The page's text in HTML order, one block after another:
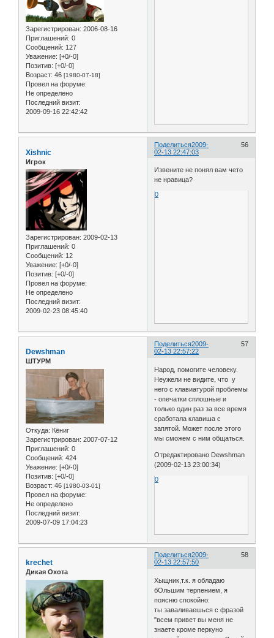
Зарегистрирован: 2006-08-16
Приглашений: 0
Сообщений: 127
Уважение: [+0/-0]
Позитив: [+0/-0]
Возраст: 46 [1980-07-18]
Провел на форуме:
Не определено
Последний визит:
2009-09-16 22:42:42
Поделиться 56
2009-
02-13 22:47:03
Xishnic
Игрок
Зарегистрирован: 2009-02-13
Приглашений: 0
Сообщений: 12
Уважение: [+0/-0]
Позитив: [+0/-0]
Провел на форуме:
Не определено
Последний визит:
2009-02-23 08:45:40
Извените не понял вам чето
не нравица?
0
Поделиться 57
2009-
02-13 22:57:22
Dewshman
ШТУРМ
Откуда: Кёниг
Зарегистрирован: 2007-07-12
Приглашений: 0
Сообщений: 424
Уважение: [+0/-0]
Позитив: [+0/-0]
Возраст: 46 [1980-03-01]
Провел на форуме:
Не определено
Последний визит:
2009-07-09 17:04:23
Народ, помогите человеку.
Неужели не видите, что у
него с клавиатурой проблемы
- опечатки сплошные и
только один раз за все время
сработала клавиша с
запятой. Может после этого
мы сможем с ним общаться.
Отредактировано Dewshman
(2009-02-13 23:00:34)
0
Поделиться 58
2009-
02-13 22:57:50
krechet
Дикая Охота
Хыщник,т.к. я обладаю
бОльшим терпением, я
поясню спокойно:
ты заваливаешься с фразой
"всем привет вы меня не
знаете кроме перкуно